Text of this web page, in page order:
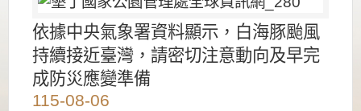
依據中央氣象署資料顯示，白海豚颱風
持續接近臺灣，請密切注意動向及早完
成防災應變準備
115-08-06